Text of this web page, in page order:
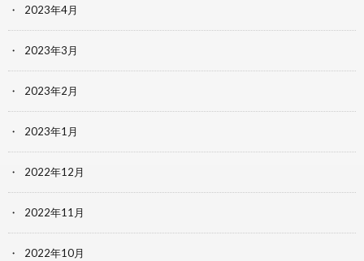
2023年4月
2023年3月
2023年2月
2023年1月
2022年12月
2022年11月
2022年10月